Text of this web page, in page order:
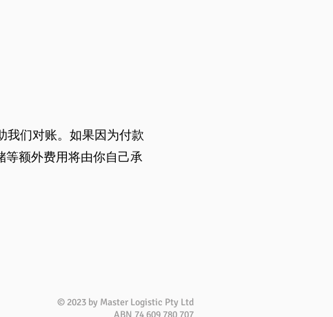
我们对账。如果因为付款
等额外费用将由你自己承
© 2023 by Master Logistic Pty Ltd
ABN 74 609 780 707